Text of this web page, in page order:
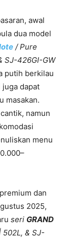
awal
dua model
/ Pure
SJ-426GI-GW
putih berkilau
dapat
masakan.
namun
menu
dan
2025,
seri GRAND
& SJ-